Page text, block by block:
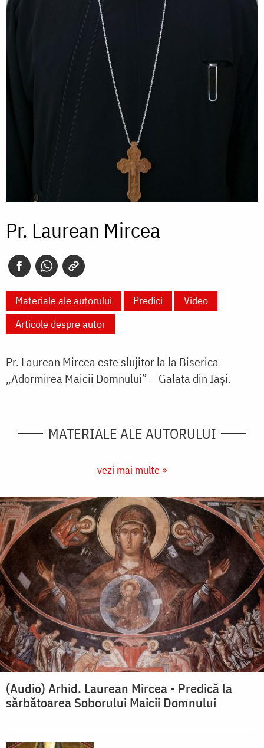
Pr. Laurean Mircea
Materiale ale autorului Predici
Video
Articole despre autor
Pr. Laurean Mircea este slujitor lala Biserica
„Adormirea Maicii Domnului” – Galata din Iași.
MATERIALE ALE AUTORULUI
vezi mai multe »
(Audio) Arhid. Laurean Mircea - Predică la
sărbătoarea Soborului Maicii Domnului